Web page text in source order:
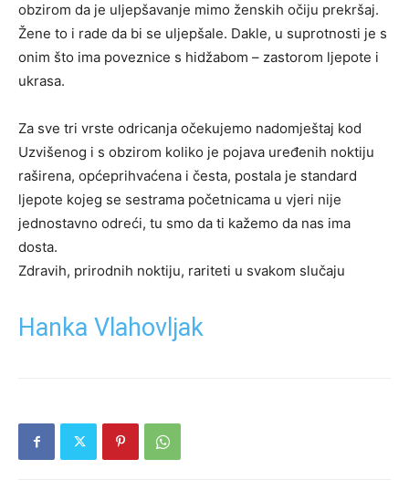
obzirom da je uljepšavanje mimo ženskih očiju prekršaj.
Žene to i rade da bi se uljepšale. Dakle, u suprotnosti je s
onim što ima poveznice s hidžabom – zastorom ljepote i
ukrasa.
Za sve tri vrste odricanja očekujemo nadomještaj kod
Uzvišenog i s obzirom koliko je pojava uređenih noktiju
raširena, općeprihvaćena i česta, postala je standard
ljepote kojeg se sestrama početnicama u vjeri nije
jednostavno odreći, tu smo da ti kažemo da nas ima
dosta.
Zdravih, prirodnih noktiju, rariteti u svakom slučaju
Hanka Vlahovljak